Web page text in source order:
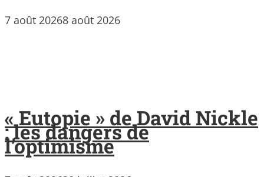
7 août 20268 août 2026
« Eutopie » de David Nickle
: les dangers de
l’optimisme